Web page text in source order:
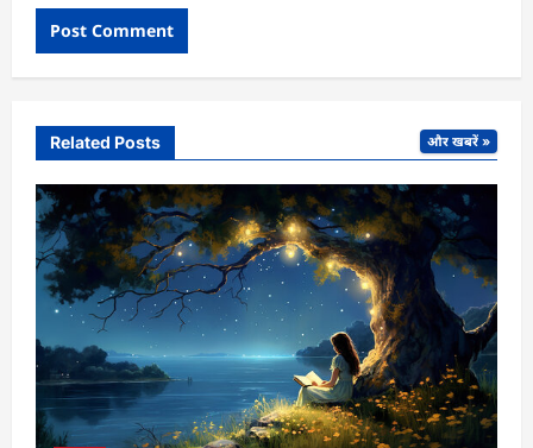
Related Posts और खबरें »